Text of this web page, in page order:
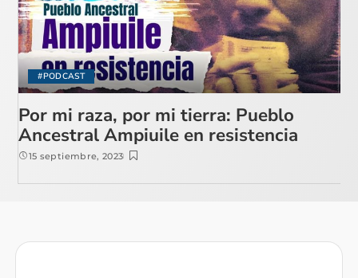
#PODCAST
Por mi raza, por mi tierra: Pueblo
Ancestral Ampiuile en resistencia
15 septiembre, 2023